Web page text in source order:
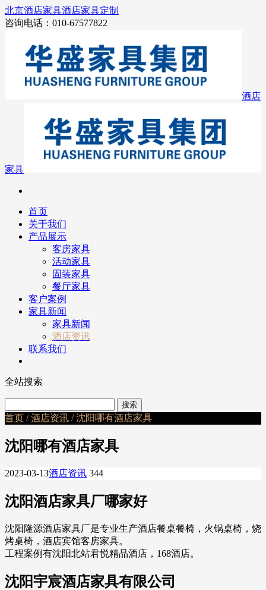
北京酒店家具酒店家具定制
咨询电话：010-67577822
酒店
家具
首页
关于我们
产品展示
客房家具
活动家具
固装家具
餐厅家具
客户案例
家具新闻
家具新闻
酒店资讯
联系我们
全站搜索
首页 /酒店资讯 / 沈阳哪有酒店家具
沈阳哪有酒店家具
2023-03-13酒店资讯 344
沈阳酒店家具厂哪家好
沈阳隆源酒店家具厂是专业生产酒店餐桌餐椅，火锅桌椅，烧
烤桌椅，酒店宾馆客房家具。
工程案例有沈阳北站君悦精品酒店，168酒店。
沈阳宇宸酒店家具有限公司